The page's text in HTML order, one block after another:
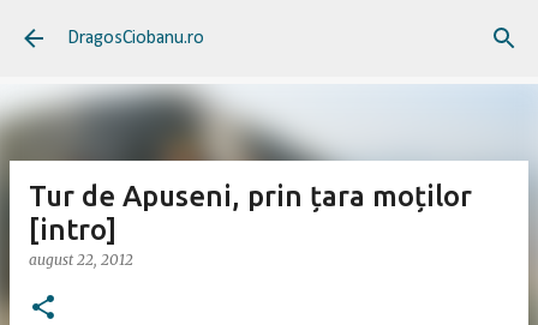
Treceți la conținutul principal
DragosCiobanu.ro
Tur de Apuseni, prin țara moților
[intro]
august 22, 2012